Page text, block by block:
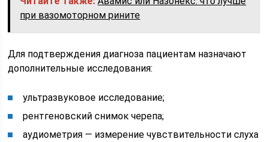
при вазомоторном рините
Для подтверждения диагноза пациентам назначают
дополнительные исследования:
ультразвуковое исследование;
рентгеновский снимок черепа;
аудиометрия — измерение чувствительности слуха